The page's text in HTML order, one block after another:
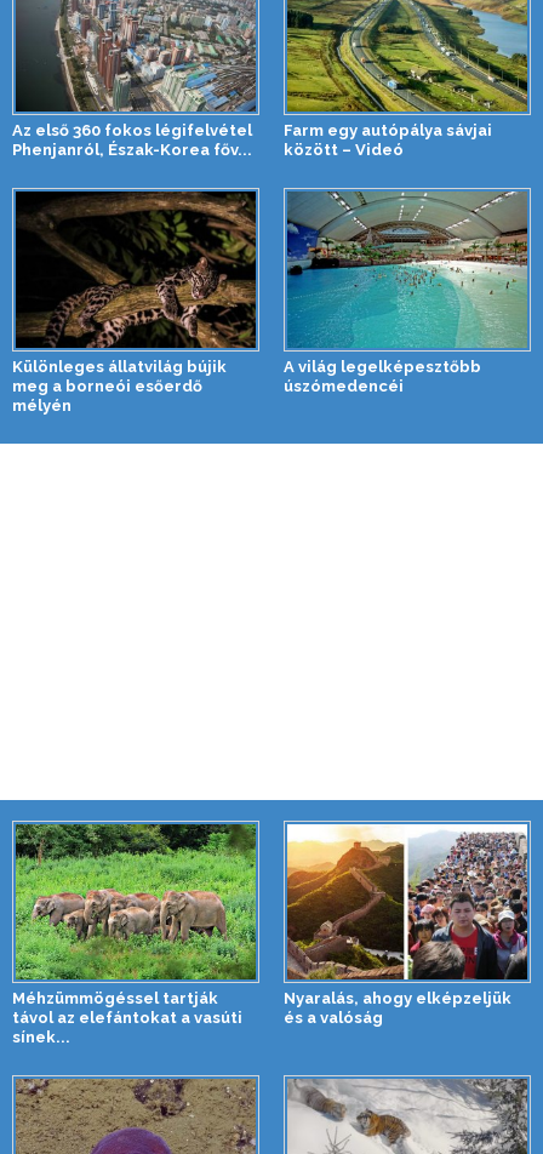
Az első 360 fokos légifelvétel
Phenjanról, Észak-Korea főv...
Farm egy autópálya sávjai
között – Videó
Különleges állatvilág bújik
meg a borneói esőerdő
mélyén
A világ legelképesztőbb
úszómedencéi
Méhzümmögéssel tartják
távol az elefántokat a vasúti
sínek...
Nyaralás, ahogy elképzeljük
és a valóság